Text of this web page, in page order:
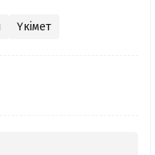
Үкімет